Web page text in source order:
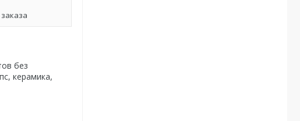
без
керамика,